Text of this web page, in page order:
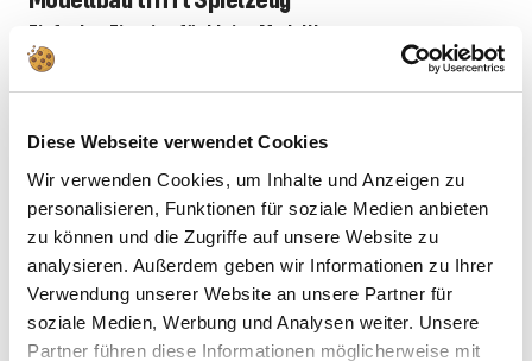
Diese Webseite verwendet Cookies
Wir verwenden Cookies, um Inhalte und Anzeigen zu
personalisieren, Funktionen für soziale Medien anbieten
zu können und die Zugriffe auf unsere Website zu
analysieren. Außerdem geben wir Informationen zu Ihrer
Verwendung unserer Website an unsere Partner für
soziale Medien, Werbung und Analysen weiter. Unsere
Partner führen diese Informationen möglicherweise mit
Einfacher Einstieg für kleine Modellbauer
Arbeitsschritte wie Kleben oder Bemalen. Stattdessen werden bereits
Sechsjährige erfolgreich meistern.
Robuste Konstruktion für aktives Spielen
Die verwendeten Kunststoffe sind deutlich widerstandsfähiger als bei
herkömmlichen Plastikmodellen. Nach dem Zusammenbau entstehen
vollwertige Spielzeuge, die auch wilderen Spielsessions standhalten.